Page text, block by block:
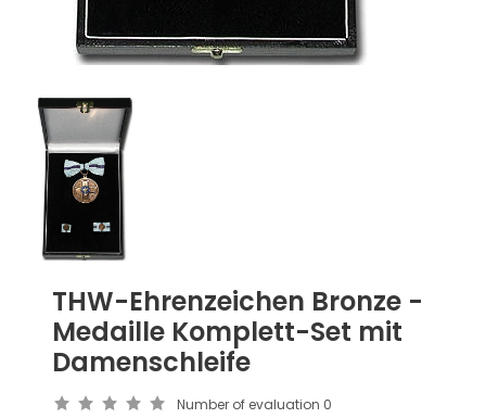
THW-Ehrenzeichen Bronze -
Medaille Komplett-Set mit
Damenschleife
Number of evaluation 0